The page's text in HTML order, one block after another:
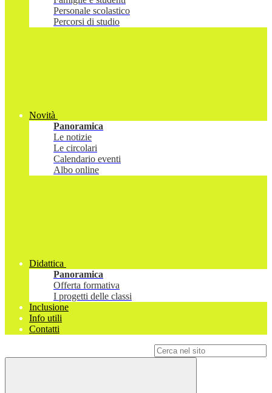
Personale scolastico
Percorsi di studio
Novità
Panoramica
Le notizie
Le circolari
Calendario eventi
Albo online
Didattica
Panoramica
Offerta formativa
I progetti delle classi
Inclusione
Info utili
Contatti